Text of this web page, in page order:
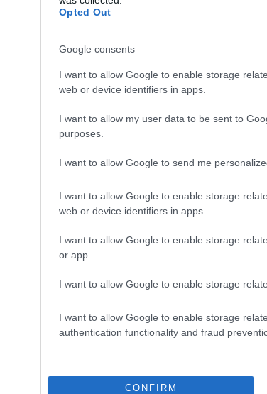
Opted Out
Google consents
I want to allow Google to enable storage
web or device identifiers in apps.
I want to allow my user data to be sent to
purposes.
I want to allow Google to send me
I want to allow Google to enable storage
web or device identifiers in apps.
I want to allow Google to enable storage
or app.
I want to allow Google to enable storage
I want to allow Google to enable storage
authentication functionality and fraud
CONFIRM